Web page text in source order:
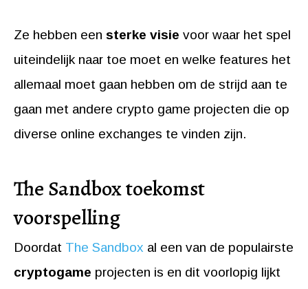
Ze hebben een sterke visie voor waar het spel
uiteindelijk naar toe moet en welke features het
allemaal moet gaan hebben om de strijd aan te
gaan met andere crypto game projecten die op
diverse online exchanges te vinden zijn.
The Sandbox toekomst
voorspelling
Doordat The Sandbox al een van de populairste
cryptogame projecten is en dit voorlopig lijkt